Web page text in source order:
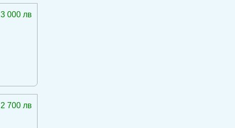
3 000 лв
2 700 лв